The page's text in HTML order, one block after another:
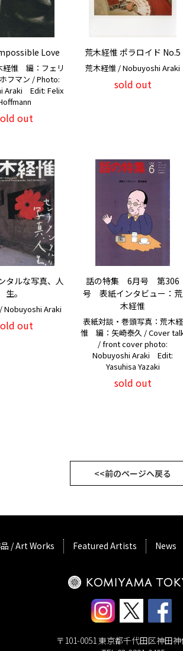
Love
経惟 編：フェリ
フマン / Photo:
Araki Edit: Felix
out
荒木経惟 ポラロイド No.5
荒木経惟 / Nobuyoshi Araki
sold out
タルな写真、人
生。
Nobuyoshi Araki
out
話の特集 6月号 第306
号 表紙インタビュー：荒
木経惟
表紙対談・巻頭写真：荒木経
惟 編：矢崎泰久 / Cover
/ front cover photo:
Nobuyoshi Araki Edit:
Yasuhisa Yazaki
sold out
<<前のページへ戻る
/ Art Works Featured Artists News
〒101-0051 東京都千代田区神田